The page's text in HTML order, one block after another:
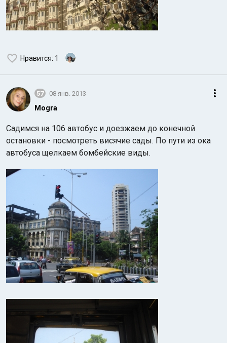
Нравится: 1
57 08 янв. 2013
Mogra
Садимся на 106 автобус и доезжаем до конечной
остановки - посмотреть висячие сады. По пути из ока
автобуса щелкаем бомбейские виды.